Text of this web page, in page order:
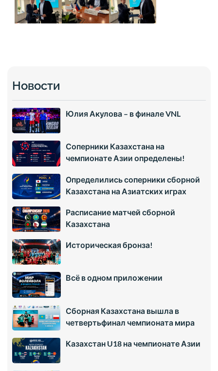
Новости
Юлия Акулова – в финале VNL
Соперники Казахстана на
чемпионате Азии определены!
Определились соперники сборной
Казахстана на Азиатских играх
Расписание матчей сборной
Казахстана
Историческая бронза!
Всё в одном приложении
Сборная Казахстана вышла в
четвертьфинал чемпионата мира
Казахстан U18 на чемпионате Азии